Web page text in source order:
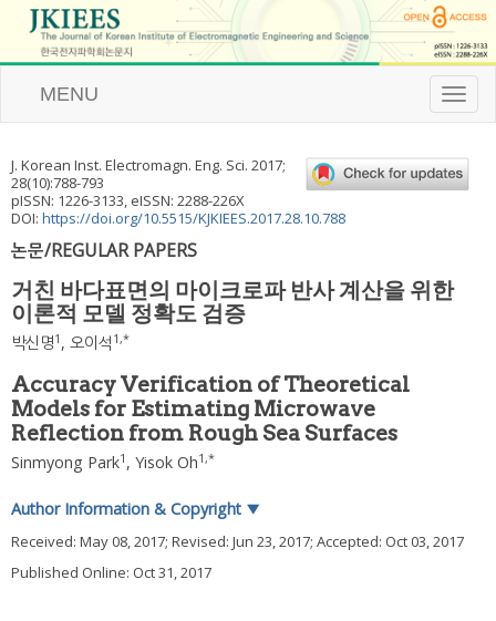
T
o
l
e
g
MENU
J. Korean Inst. Electromagn. Eng. Sci. 2017;
28(10):788-793
pISSN: 1226-3133, eISSN: 2288-226X
DOI: https://doi.org/10.5515/KJKIEES.2017.28.10.788
논문/REGULAR PAPERS
거친 바다표면의 마이크로파 반사 계산을 위한
이론적 모델 정확도 검증
박신명1 , 오이석 1,*
Accuracy Verification of Theoretical
Models for Estimating Microwave
Reflection from Rough Sea Surfaces
Sinmyong Park1 , Yisok Oh1,*
Author Information & Copyright ▼
Received: May 08, 2017; Revised: Jun 23, 2017; Accepted: Oct 03, 2017
Published Online: Oct 31, 2017